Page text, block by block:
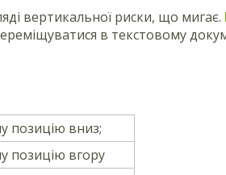
вертикальної риски, що мигає.
в текстовому
позицію вниз;
позицію вгору